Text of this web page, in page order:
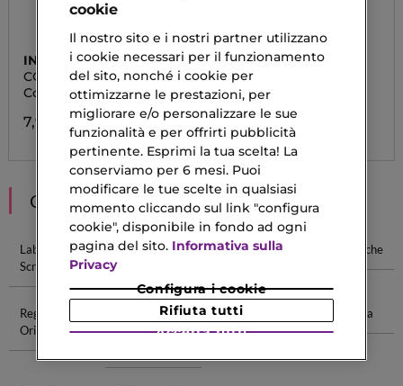
INUWET
CONO DI NATALE
Cofanetto Regalo
7,90 €
INUWET
DUO LIP BALMS STARS
Cofanetto Regalo
8,90 €
CONSIGLIATI PER TE
Labbra
Screpolate
Scrub Labbra Cura Pelle Labbra Secche
Regali Per Lui
Originali
Essence Per
Mascara E
Eyeliner
Pelle Irritata
cookie
Il nostro sito e i nostri partner utilizzano
i cookie necessari per il funzionamento
del sito, nonché i cookie per
ottimizzarne le prestazioni, per
migliorare e/o personalizzare le sue
funzionalità e per offrirti pubblicità
pertinente. Esprimi la tua scelta! La
conserviamo per 6 mesi. Puoi
modificare le tue scelte in qualsiasi
momento cliccando sul link "configura
cookie", disponibile in fondo ad ogni
pagina del sito. Informativa sulla
Privacy
Configura i cookie
Rifiuta tutti
Accetta tutti